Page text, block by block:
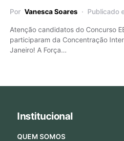
Por Vanesca Soares Publicado
Atenção candidatos do Concurso
participaram da Concentração
Janeiro! A Força…
Institucional
QUEM SOMOS